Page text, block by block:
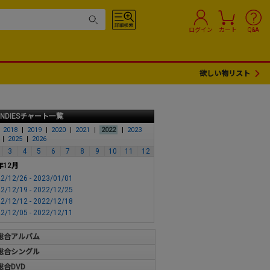
ログイン カート Q&A
欲しい物リスト
チャート一覧
2018 2019 2020 2021 2022
2023
2025 2026
3 4 5 6 7 8 9 10 11
12
12月
12/26 - 2023/01/01
12/19 - 2022/12/25
12/12 - 2022/12/18
12/05 - 2022/12/11
合アルバム
合シングル
合DVD